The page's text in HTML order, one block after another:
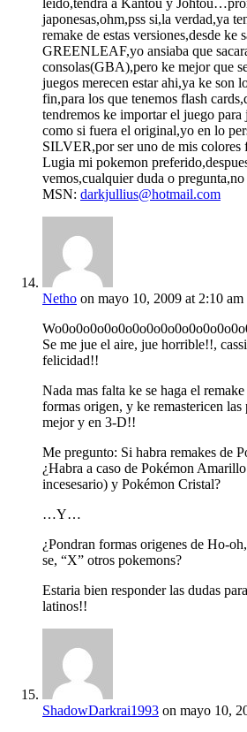
leido,tendra a Kantou y
japonesas,ohm,pss si,la verdad,ya
remake de estas versiones,desde
GREENLEAF,yo ansiaba que
consolas(GBA),pero ke mejor que
juegos merecen estar ahi,ya ke son
fin,para los que tenemos flash
tendremos ke importar el juego
como si fuera el original,yo en lo
SILVER,por ser uno de mis
Lugia mi pokemon
vemos,cualquier duda o
MSN: darkjullius@hotmail.com
Netho on mayo 10, 2009 at 2:10 am
Se me jue el aire, jue horrible!!,
felicidad!!
Nada mas falta ke se haga el
formas origen, y ke remastericen las
mejor y en 3-D!!
Me pregunto: Si habra remakes de
¿Habra a caso de Pokémon
incesesario) y Pokémon Cristal?
…Y…
¿Pondran formas origenes de Ho-
se, “X” otros pokemons?
Estaria bien responder las dudas
latinos!!
ShadowDarkrai1993 on mayo 10,